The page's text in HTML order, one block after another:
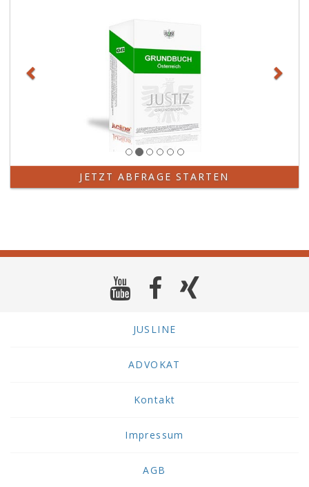
JETZT ABFRAGE STARTEN
JUSLINE
ADVOKAT
Kontakt
Impressum
AGB